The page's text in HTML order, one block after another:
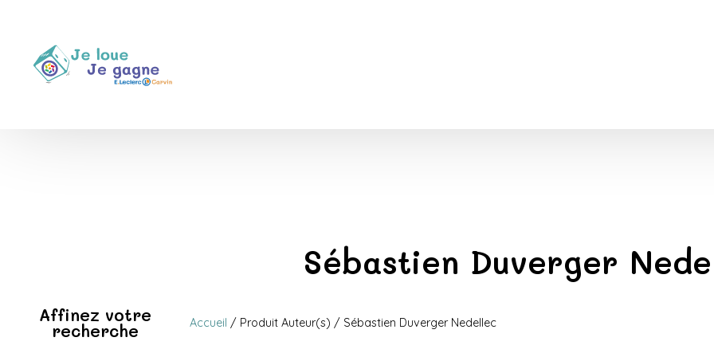
Sébastien Duverger
Affinez votre
recherche Accueil / Produit Auteur(s) / Sébastien Duverger Nedellec